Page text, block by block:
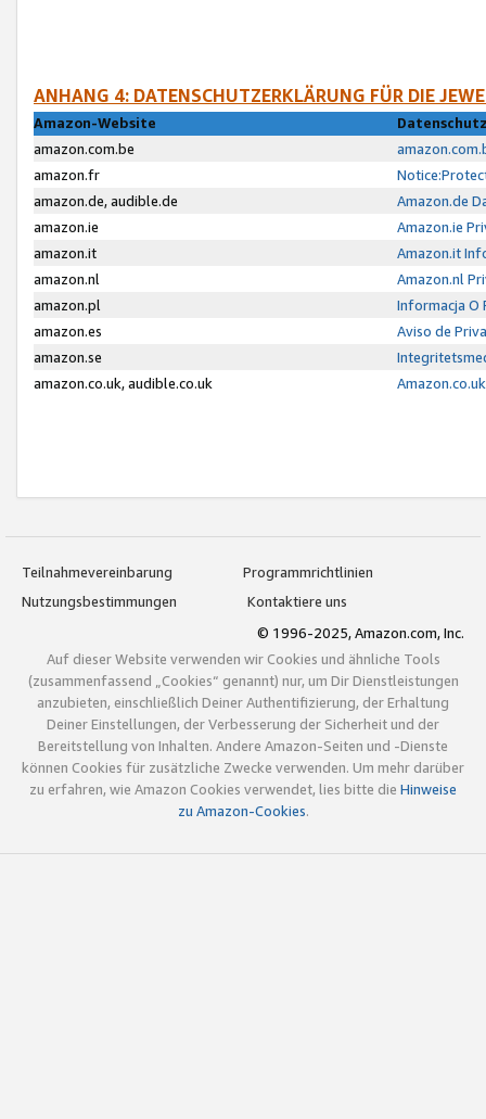
ANHANG 4: DATENSCHUTZERKLÄRUNG FÜR DIE
Amazon-Website
amazon.com.be
amazon.fr
amazon.de, audible.de
Amazon.de
amazon.ie
Amazon.ie
amazon.it
Amazon.it
amazon.nl
Amazon.nl
amazon.pl
Informacja O
amazon.es
Aviso de
amazon.se
amazon.co.uk, audible.co.uk
Teilnahmevereinbarung
Programmrichtlinien
Nutzungsbestimmungen
Kontaktiere uns
© 1996-2025, Amazon.com, Inc.
Auf dieser Website verwenden wir Cookies und ähnliche Tools
(zusammenfassend „Cookies“ genannt) nur, um Dir Dienstleistungen
anzubieten, einschließlich Deiner Authentifizierung, der Erhaltung
Deiner Einstellungen, der Verbesserung der Sicherheit und der
Bereitstellung von Inhalten. Andere Amazon-Seiten und -Dienste
können Cookies für zusätzliche Zwecke verwenden. Um mehr darüber
zu erfahren, wie Amazon Cookies verwendet, lies bitte die Hinweise
zu Amazon-Cookies.